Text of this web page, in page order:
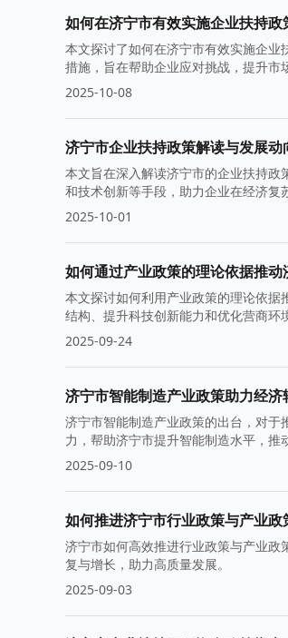
如何在济宁市有效实施企业扶持政
本文探讨了如何在济宁市有效实施企
措施，旨在帮助企业应对挑战，提升市
2025-10-08
济宁市企业扶持政策解读与发展动
本文旨在深入解读济宁市的企业扶持
和技术创新等手段，助力企业在经济复
2025-10-01
如何通过产业政策的理论依据推动
本文探讨如何利用产业政策的理论依
结构、提升科技创新能力和优化营商环
2025-09-24
济宁市智能制造产业政策助力经济
济宁市智能制造产业政策的出台，对
力，帮助济宁市提升智能制造水平，推
2025-09-10
如何推进济宁市行业政策与产业政
济宁市如何高效推进行业政策与产业
复与增长，助力高质量发展。
2025-09-03